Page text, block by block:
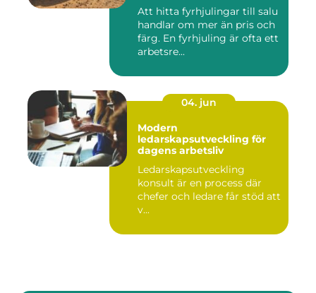
Att hitta fyrhjulingar till salu
handlar om mer än pris och
färg. En fyrhjuling är ofta ett
arbetsre...
04. jun
Modern
ledarskapsutveckling för
dagens arbetsliv
Ledarskapsutveckling
konsult är en process där
chefer och ledare får stöd att
v...